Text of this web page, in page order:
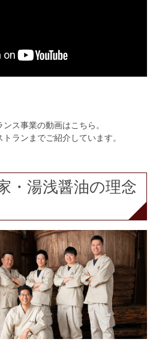
ス事業の動画はこちら。
ランまでご紹介しています。
・湯浅醤油の理念